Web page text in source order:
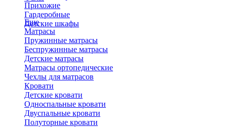
Прихожие
Гардеробные
Детские шкафы
Еще
Матрасы
Пружинные матрасы
Беспружинные матрасы
Детские матрасы
Матрасы ортопедические
Чехлы для матрасов
Кровати
Детские кровати
Односпальные кровати
Двуспальные кровати
Полуторные кровати